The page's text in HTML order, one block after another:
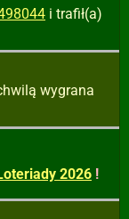
i trafił(a)
wygrana
2026 !